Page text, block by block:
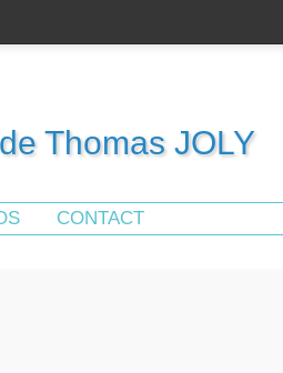
Thomas JOLY
CONTACT